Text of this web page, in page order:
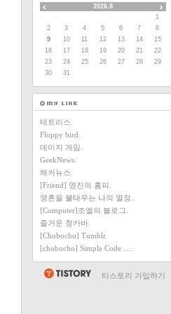
2026.8
1
2
3 4 5 6 7
8
9
10 11 12 13 14
15
16
17 18 19 20 21
22
23
24 25 26 27 28
29
30
31
테트리스.
Floppy bird.
데이지 게임.
GeekNews.
해커뉴스.
[Friend] 영진의 홈피.
영혼을 불태우는 나의 열정..
[Computer]조엘의 블로그.
즐거운 청카바.
[Chobocho] Tumblr.
[chobocho] Simple Code ….
티스토리 가입하기